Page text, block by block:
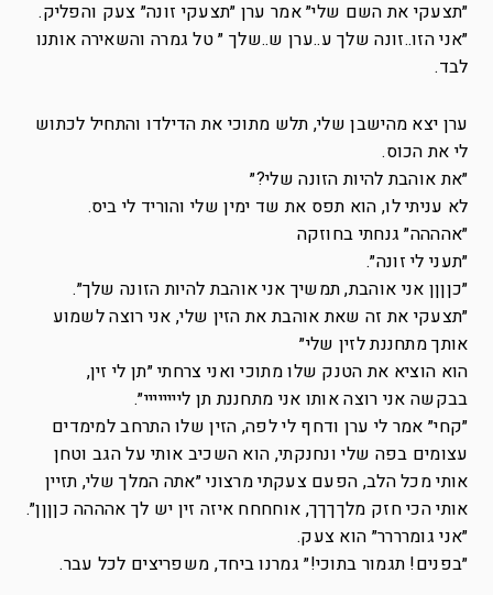
״תצעקי את השם שלי״ אמר ערן ״תצעקי זונה״ צעק והפליק.
״אני הזו..זונה שלך ע..ערן ש..שלך ״ טל גמרה והשאירה אותנו
לבד.
ערן יצא מהישבן שלי, תלש מתוכי את הדילדו והתחיל לכתוש
לי את הכוס.
״את אוהבת להיות הזונה שלי?״
לא עניתי לו, הוא תפס את שד ימין שלי והוריד לי ביס.
״אהההה״ גנחתי בחוזקה
״תעני לי זונה״.
״כןןןן אני אוהבת, תמשיך אני אוהבת להיות הזונה שלך״.
״תצעקי את זה שאת אוהבת את הזין שלי, אני רוצה לשמוע
אותך מתחננת לזין שלי״
הוא הוציא את הטנק שלו מתוכי ואני צרחתי ״תן לי זין,
בבקשה אני רוצה אותו אני מתחננת תן ליייייייי״.
״קחי״ אמר לי ערן ודחף לי לפה, הזין שלו התרחב למימדים
עצומים בפה שלי ונחנקתי, הוא השכיב אותי על הגב וטחן
אותי מכל הלב, הפעם צעקתי מרצוני ״אתה המלך שלי, תזיין
אותי הכי חזק מלךךךך, אוחחחח איזה זין יש לך אהההה כןןןן״.
״אני גומרררר״ הוא צעק.
״בפנים! תגמור בתוכי!״ גמרנו ביחד, משפריצים לכל עבר.